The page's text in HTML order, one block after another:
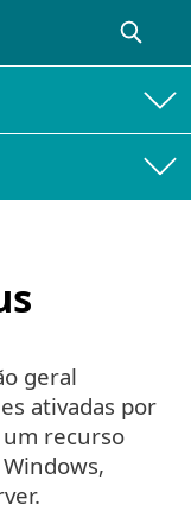
geral
ativadas por
recurso